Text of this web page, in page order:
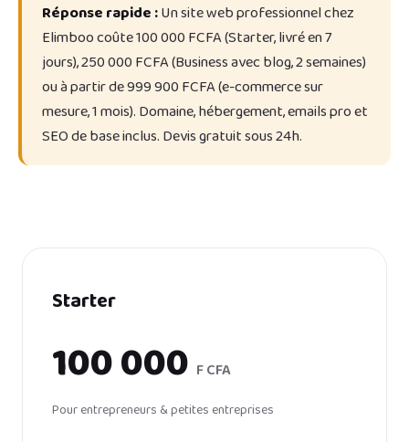
Réponse rapide :Un site web professionnel chez
Elimboo coûte 100 000 FCFA (Starter, livré en 7
jours), 250 000 FCFA (Business avec blog, 2 semaines)
ou à partir de 999 900 FCFA (e-commerce sur
mesure, 1 mois). Domaine, hébergement, emails pro et
SEO de base inclus. Devis gratuit sous 24h.
Starter
100 000 F CFA
Pour entrepreneurs & petites entreprises